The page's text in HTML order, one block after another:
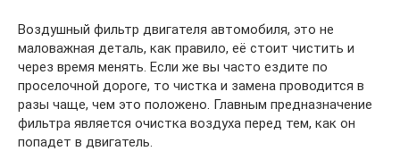
Воздушный фильтр двигателя автомобиля, это не
маловажная деталь, как правило, её стоит чистить и
через время менять. Если же вы часто ездите по
проселочной дороге, то чистка и замена проводится в
разы чаще, чем это положено. Главным предназначение
фильтра является очистка воздуха перед тем, как он
попадет в двигатель.